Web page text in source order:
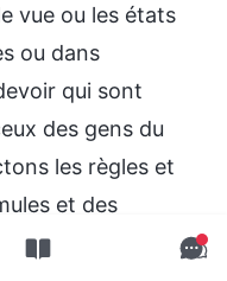
vue ou les états
ou dans
qui sont
des gens du
les règles et
et des
prêcher les